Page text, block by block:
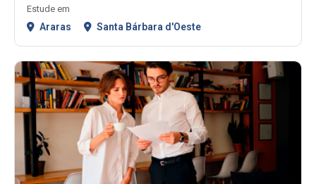
Estude em
Araras Santa Bárbara d'Oeste